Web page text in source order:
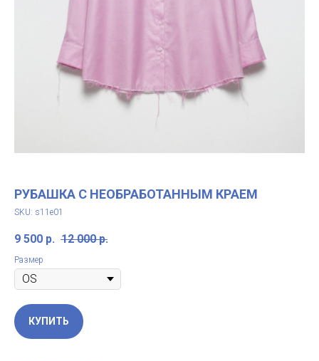
РУБАШКА С НЕОБРАБОТАННЫМ КРАЕМ
SKU: s11e01
9 500 р. 12 000 р.
Размер
КУПИТЬ